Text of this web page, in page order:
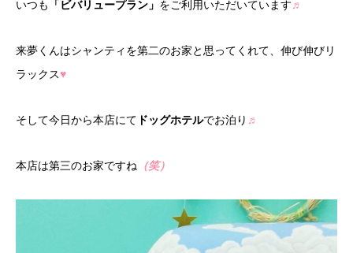
いつも 「ビバリュープラン」 をご利用いただいています♬
来夢くんはシャンティを第二のお家と思ってくれて、伸び伸びリ
ラックス♥
そして今日から本店にて ドッグホテルでお泊り ♬
本店は第三のお家ですね （笑）